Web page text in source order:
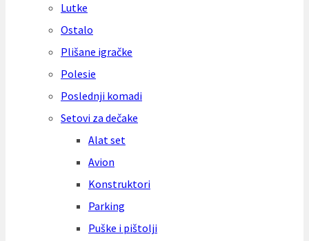
Lutke
Ostalo
Plišane igračke
Polesie
Poslednji komadi
Setovi za dečake
Alat set
Avion
Konstruktori
Parking
Puške i pištolji